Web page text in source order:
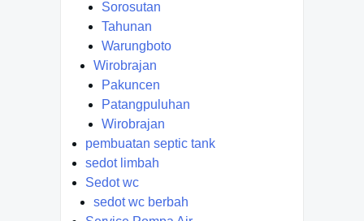
Sorosutan
Tahunan
Warungboto
Wirobrajan
Pakuncen
Patangpuluhan
Wirobrajan
pembuatan septic tank
sedot limbah
Sedot wc
sedot wc berbah